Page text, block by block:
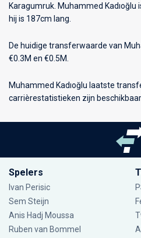
Karagumruk . Muhammed
hij is 187cm lang.
De huidige transferwaarde van
€0.3M en €0.5M.
Muhammed Kadıoğlu laatste
carrièrestatistieken zijn
Spelers
Ivan Perisic
Sem Steijn
Anis Hadj Moussa
Ruben van Bommel